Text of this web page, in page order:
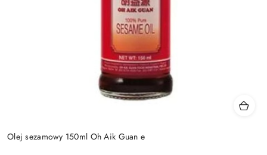
Olej sezamowy 150ml Oh Aik Guan e